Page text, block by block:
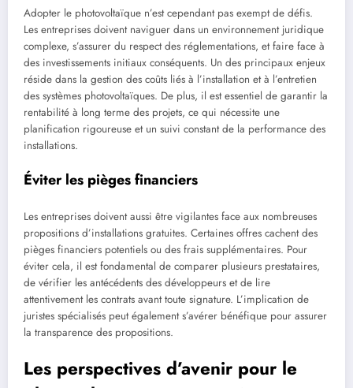
Adopter le photovoltaïque n’est cependant pas exempt de défis.
Les entreprises doivent naviguer dans un environnement juridique
complexe, s’assurer du respect des réglementations, et faire face à
des investissements initiaux conséquents. Un des principaux enjeux
réside dans la gestion des coûts liés à l’installation et à l’entretien
des systèmes photovoltaïques. De plus, il est essentiel de garantir la
rentabilité à long terme des projets, ce qui nécessite une
planification rigoureuse et un suivi constant de la performance des
installations.
Éviter les pièges financiers
Les entreprises doivent aussi être vigilantes face aux nombreuses
propositions d’installations gratuites. Certaines offres cachent des
pièges financiers potentiels ou des frais supplémentaires. Pour
éviter cela, il est fondamental de comparer plusieurs prestataires,
de vérifier les antécédents des développeurs et de lire
attentivement les contrats avant toute signature. L’implication de
juristes spécialisés peut également s’avérer bénéfique pour assurer
la transparence des propositions.
Les perspectives d’avenir pour le